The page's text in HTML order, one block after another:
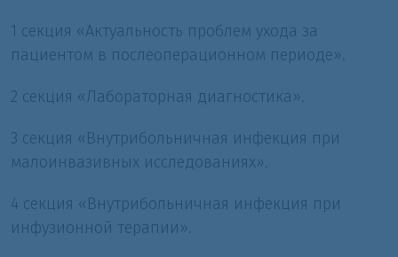
1 секция «Актуальность проблем ухода за
пациентом в послеоперационном периоде».
2 секция «Лабораторная диагностика».
3 секция «Внутрибольничная инфекция при
малоинвазивных исследованиях».
4 секция «Внутрибольничная инфекция при
инфузионной терапии».